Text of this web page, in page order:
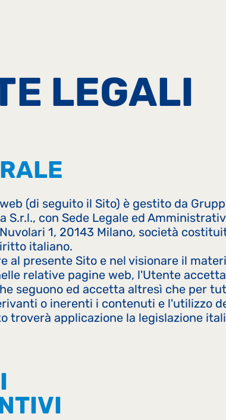
LEGALI
(di seguito il Sito) è gestito da
S.r.l., con Sede Legale ed
1, 20143 Milano, società
italiano.
al presente Sito e nel visionare il
relative pagine web, l'Utente
seguono ed accetta altresì che per
o inerenti i contenuti e l'utilizzo
troverà applicazione la legislazione